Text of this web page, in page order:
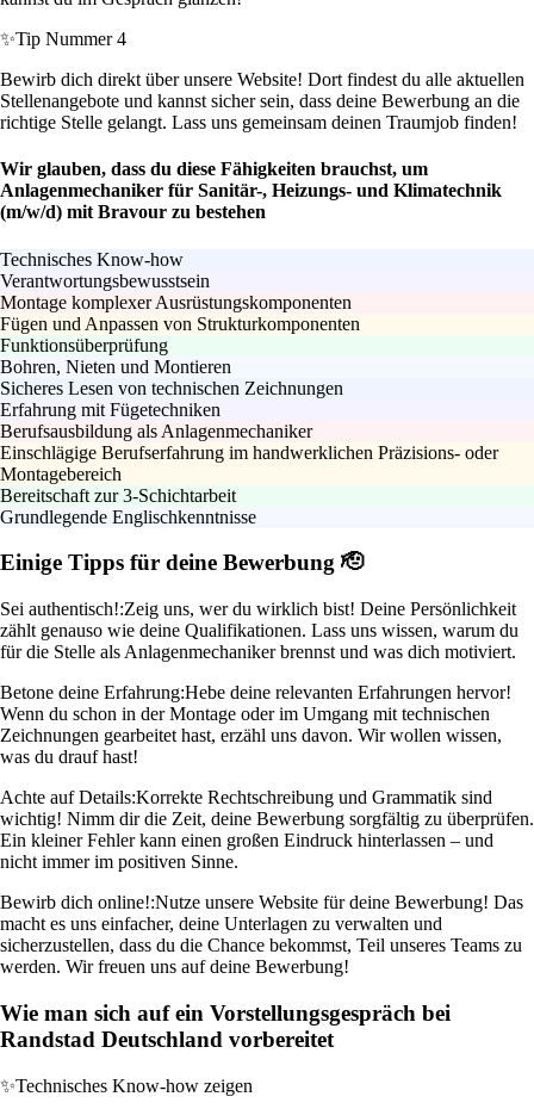
✨Tip Nummer 4
Bewirb dich direkt über unsere Website! Dort findest du alle aktuellen
Stellenangebote und kannst sicher sein, dass deine Bewerbung an die
richtige Stelle gelangt. Lass uns gemeinsam deinen Traumjob finden!
Wir glauben, dass du diese Fähigkeiten brauchst, um
Anlagenmechaniker für Sanitär-, Heizungs- und Klimatechnik
(m/w/d) mit Bravour zu bestehen
Technisches Know-how
Verantwortungsbewusstsein
Montage komplexer Ausrüstungskomponenten
Fügen und Anpassen von Strukturkomponenten
Funktionsüberprüfung
Bohren, Nieten und Montieren
Sicheres Lesen von technischen Zeichnungen
Erfahrung mit Fügetechniken
Berufsausbildung als Anlagenmechaniker
Einschlägige Berufserfahrung im handwerklichen Präzisions- oder
Montagebereich
Bereitschaft zur 3-Schichtarbeit
Grundlegende Englischkenntnisse
Einige Tipps für deine Bewerbung 🫡
Sei authentisch!:Zeig uns, wer du wirklich bist! Deine Persönlichkeit
zählt genauso wie deine Qualifikationen. Lass uns wissen, warum du
für die Stelle als Anlagenmechaniker brennst und was dich motiviert.
Betone deine Erfahrung:Hebe deine relevanten Erfahrungen hervor!
Wenn du schon in der Montage oder im Umgang mit technischen
Zeichnungen gearbeitet hast, erzähl uns davon. Wir wollen wissen,
was du drauf hast!
Achte auf Details:Korrekte Rechtschreibung und Grammatik sind
wichtig! Nimm dir die Zeit, deine Bewerbung sorgfältig zu überprüfen.
Ein kleiner Fehler kann einen großen Eindruck hinterlassen – und
nicht immer im positiven Sinne.
Bewirb dich online!:Nutze unsere Website für deine Bewerbung! Das
macht es uns einfacher, deine Unterlagen zu verwalten und
sicherzustellen, dass du die Chance bekommst, Teil unseres Teams zu
werden. Wir freuen uns auf deine Bewerbung!
Wie man sich auf ein Vorstellungsgespräch bei
Randstad Deutschland vorbereitet
✨Technisches Know-how zeigen